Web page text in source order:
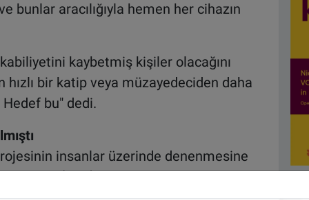
bunlar aracılığıyla hemen her cihazın
kaybetmiş kişiler olacağını
bir katip veya müzayedeciden daha
bu" dedi.
insanlar üzerinde denenmesine
(FDA) onay alındığını açıklamıştı.